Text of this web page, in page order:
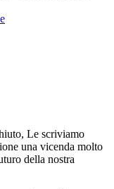
Le scriviamo
una vicenda molto
della nostra